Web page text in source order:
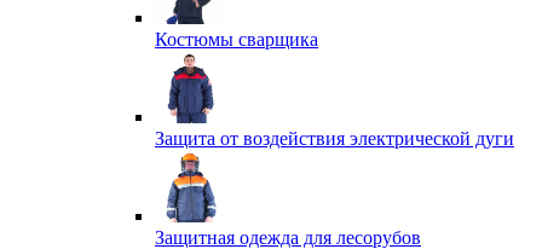
Костюмы сварщика
Защита от воздействия электрической дуги
Защитная одежда для лесорубов